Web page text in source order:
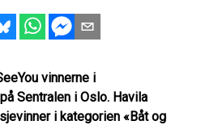
vinnerne i
Sentralen i Oslo. Havila
i kategorien «Båt og